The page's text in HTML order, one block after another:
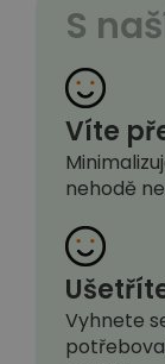
S
Víte
nehodě
Vyhnete